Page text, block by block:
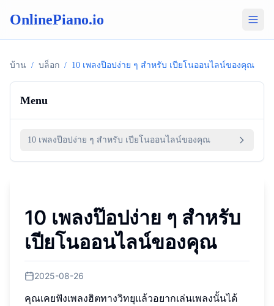
OnlinePiano.io
บ้าน / บล็อก / 10 เพลงป๊อปง่าย ๆ สำหรับ เปียโนออนไลน์ของคุณ
Menu
10 เพลงป๊อปง่าย ๆ สำหรับ เปียโนออนไลน์ของคุณ
10 เพลงป๊อปง่าย ๆ สำหรับ
เปียโนออนไลน์ของคุณ
2025-08-26
คุณเคยฟังเพลงฮิตทางวิทยุแล้วอยากเล่นเพลงนั้นได้